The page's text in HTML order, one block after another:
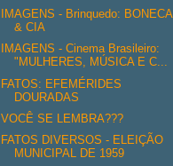
IMAGENS - Brinquedo: BONECA
& CIA
IMAGENS - Cinema Brasileiro:
"MULHERES, MÚSICA E C...
FATOS: EFEMÉRIDES
DOURADAS
VOCÊ SE LEMBRA???
FATOS DIVERSOS - ELEIÇÃO
MUNICIPAL DE 1959